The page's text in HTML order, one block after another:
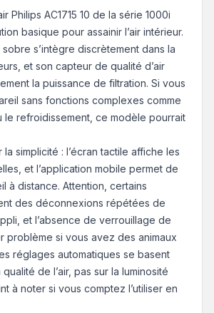
Philips AC1715 10 de la série 1000i
basique pour assainir l’air intérieur.
s’intègre discrètement dans la
et son capteur de qualité d’air
la puissance de filtration. Si vous
sans fonctions complexes comme
le refroidissement, ce modèle pourrait
la simplicité : l’écran tactile affiche les
et l’application mobile permet de
à distance. Attention, certains
des déconnexions répétées de
et l’absence de verrouillage de
problème si vous avez des animaux
réglages automatiques se basent
de l’air, pas sur la luminosité
à noter si vous comptez l’utiliser en